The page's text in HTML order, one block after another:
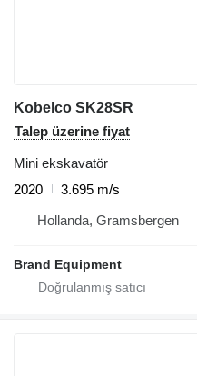
Kobelco SK28SR
Talep üzerine fiyat
Mini ekskavatör
2020
3.695 m/s
Hollanda, Gramsbergen
Brand Equipment